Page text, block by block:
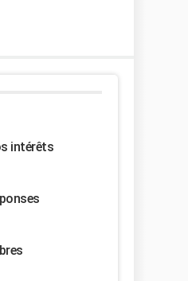
intérêts